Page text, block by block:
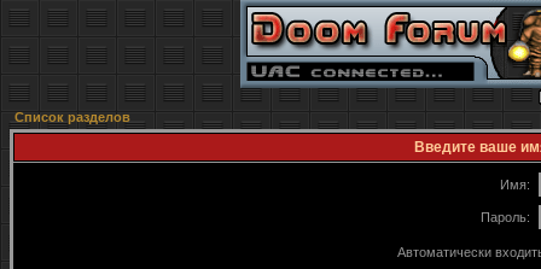
Список разделов
Введите ваше
Имя:
Пароль:
Автоматически